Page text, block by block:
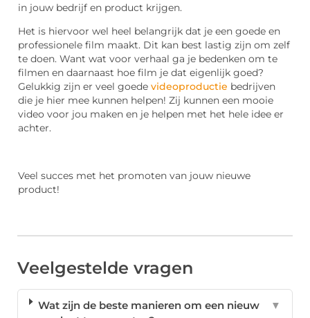
in jouw bedrijf en product krijgen.
Het is hiervoor wel heel belangrijk dat je een goede en
professionele film maakt. Dit kan best lastig zijn om zelf
te doen. Want wat voor verhaal ga je bedenken om te
filmen en daarnaast hoe film je dat eigenlijk goed?
Gelukkig zijn er veel goede videoproductie bedrijven
die je hier mee kunnen helpen! Zij kunnen een mooie
video voor jou maken en je helpen met het hele idee er
achter.
Veel succes met het promoten van jouw nieuwe
product!
Veelgestelde vragen
Wat zijn de beste manieren om een nieuw
▼